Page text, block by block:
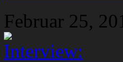
Februar 25,